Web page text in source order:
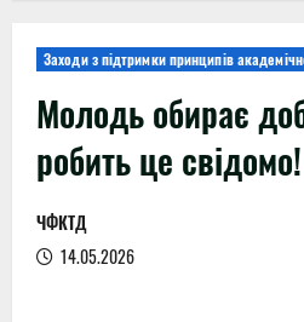
Заходи з підтримки принципів
Молодь обирає
робить це свідомо!
ЧФКТД
14.05.2026